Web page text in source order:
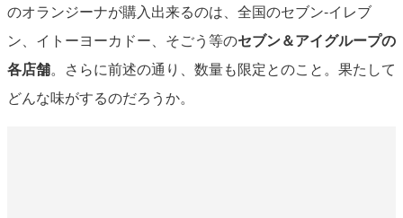
のオランジーナが購入出来るのは、全国のセブン‐イレブ
ン、イトーヨーカドー、そごう等のセブン＆アイグループの
各店舗。さらに前述の通り、数量も限定とのこと。果たして
どんな味がするのだろうか。